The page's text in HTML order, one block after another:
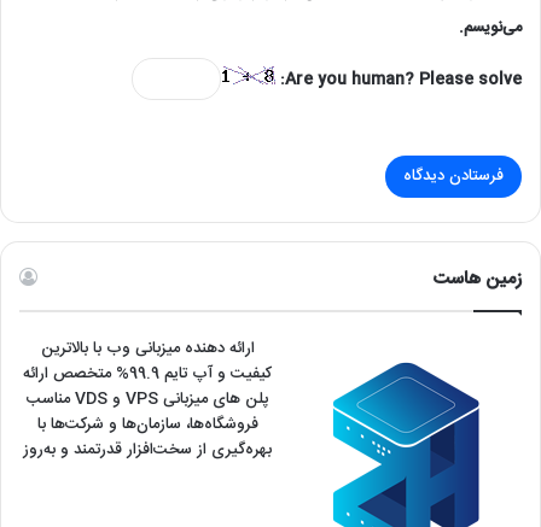
می‌نویسم.
Are you human? Please solve:
زمین هاست
ارائه دهنده میزبانی وب با بالاترین
کیفیت و آپ تایم 99.9% متخصص ارائه
پلن های میزبانی VPS و VDS مناسب
فروشگاه‌ها، سازمان‌ها و شرکت‌ها با
بهره‌گیری از سخت‌افزار قدرتمند و به‌روز